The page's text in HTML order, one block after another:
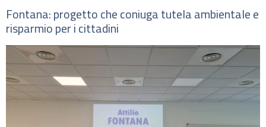
Fontana: progetto che coniuga tutela ambientale e
risparmio per i cittadini